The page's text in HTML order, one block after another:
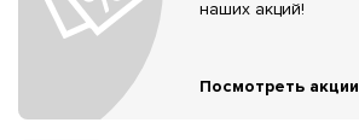
наших акций!
Посмотреть акции